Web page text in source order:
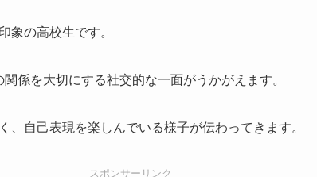
象の高校生です。
係を大切にする社交的な一面がうかがえます。
、自己表現を楽しんでいる様子が伝わってきます。
スポンサーリンク